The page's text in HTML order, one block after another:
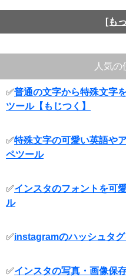
[も
人気の
✅普通の文字から特殊文字
ツール【もじつく】
✅特殊文字の可愛い英語や
ペツール
✅インスタのフォントを可
ル
✅instagramのハッシュタ
✅インスタの写真・画像保